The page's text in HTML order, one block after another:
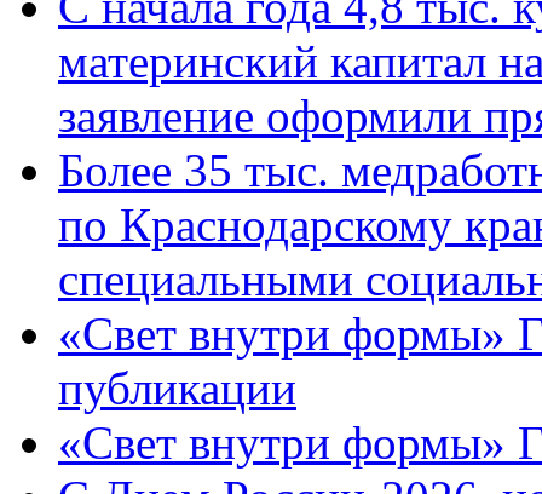
материнский капитал
заявление оформили
Более 35 тыс.
по Краснодарскому
специальными
«Свет внутри формы»
публикации
«Свет внутри формы»